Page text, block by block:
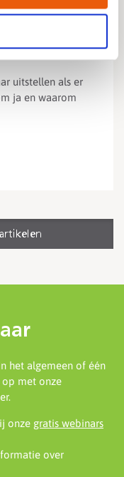
de accu’s
niet één
uitstellen als er
ja en waarom
het algemeen of één
op met onze
onze gratis webinars
over